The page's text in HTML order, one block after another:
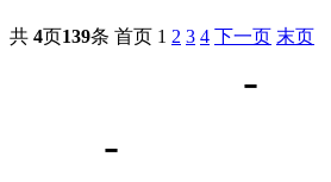
共 4页139条 首页 1 2 3 4 下一页 末页
-
-